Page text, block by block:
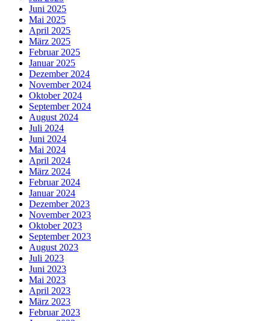
Juni 2025
Mai 2025
April 2025
März 2025
Februar 2025
Januar 2025
Dezember 2024
November 2024
Oktober 2024
September 2024
August 2024
Juli 2024
Juni 2024
Mai 2024
April 2024
März 2024
Februar 2024
Januar 2024
Dezember 2023
November 2023
Oktober 2023
September 2023
August 2023
Juli 2023
Juni 2023
Mai 2023
April 2023
März 2023
Februar 2023